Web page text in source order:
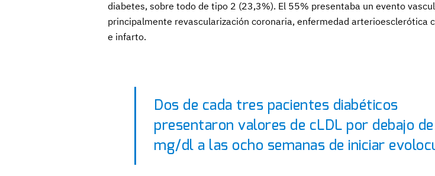
diabetes, sobre todo de tipo 2 (23,3%). El 55% presentaba un evento
principalmente revascularización coronaria, enfermedad arterioesclerótica
e infarto.
Dos de cada tres pacientes diabéticos
presentaron valores de cLDL por debajo
mg/dl a las ocho semanas de iniciar